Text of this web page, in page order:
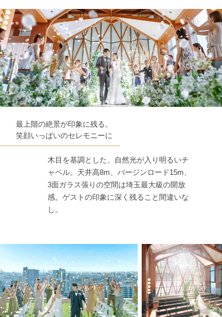
最上階の絶景が印象に残る。
笑顔いっぱいのセレモニーに
木目を基調とした、自然光が入り明るいチ
ャペル。天井高8m、バージンロード15m、
3面ガラス張りの空間は埼玉最大級の開放
感。ゲストの印象に深く残ること間違いな
し。